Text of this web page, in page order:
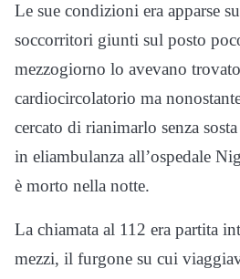
Le sue condizioni era apparse
soccorritori giunti sul posto
mezzogiorno lo avevano
cardiocircolatorio ma
cercato di rianimarlo senza
in eliambulanza all’ospedale
è morto nella notte.
La chiamata al 112 era partita
mezzi, il furgone su cui